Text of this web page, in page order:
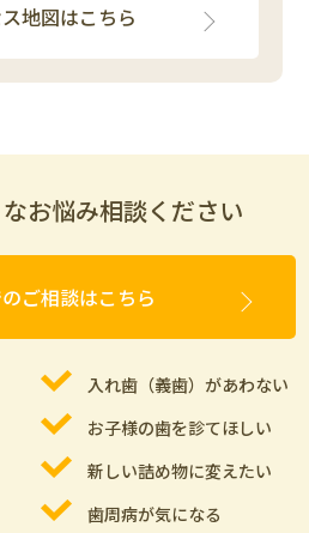
地図はこちら
お悩み相談ください
ご相談はこちら
入れ歯（義歯）があわない
お子様の歯を診てほしい
新しい詰め物に変えたい
歯周病が気になる